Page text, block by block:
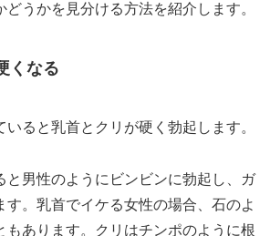
うかを見分ける方法を紹介します。
くなる
いると乳首とクリが硬く勃起します。
と男性のようにビンビンに勃起し、ガ
す。乳首でイケる女性の場合、石のよ
もあります。クリはチンポのように根